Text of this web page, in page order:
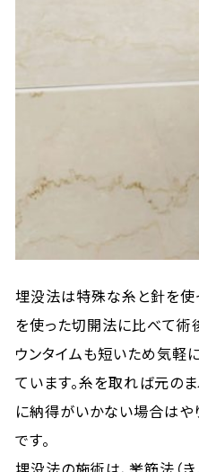
埋没法は特殊な糸と針を使
を使った切開法に比べて術
ウンタイムも短いため気軽
ています。糸を取れば元の
に納得がいかない場合はや
です。